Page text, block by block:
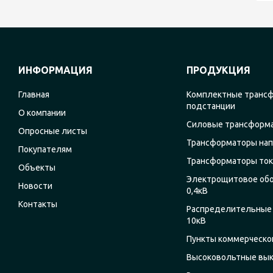
ИНФОРМАЦИЯ
Главная
О компании
Опросные листы
Покупателям
Объекты
Новости
Контакты
ПРОДУКЦИЯ
Комплектные
подстанции
Силовые
Трансформаторы
Трансформаторы
Электрощитовое
0,4кВ
Распределительные
10кВ
Пункты
Высоковольтные